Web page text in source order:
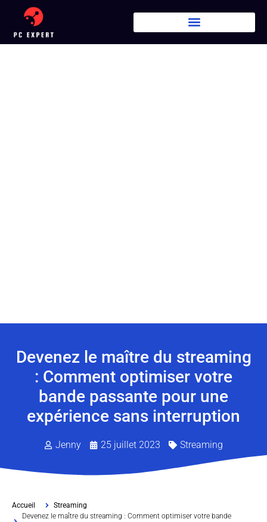
Devenez le maître du streaming
: Comment optimiser votre
bande passante pour une
expérience sans interruption
Jenny 25 juillet 2023 Streaming
Accueil
Streaming
Devenez le maître du streaming : Comment optimiser votre bande